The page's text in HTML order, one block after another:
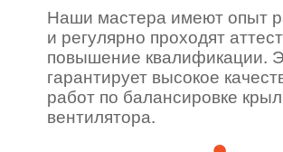
Наши мастера имеют опыт
и регулярно проходят
повышение квалификации.
гарантирует высокое
работ по балансировке
вентилятора.